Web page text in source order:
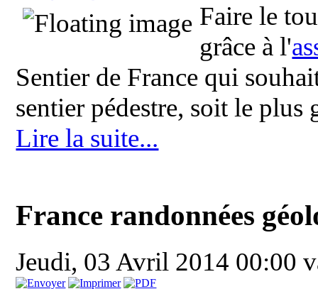
Faire le
grâce à l'
Sentier de France qui
sentier pédestre, soit le plus
Lire la suite...
France randonnées
Jeudi, 03 Avril 2014 00:00